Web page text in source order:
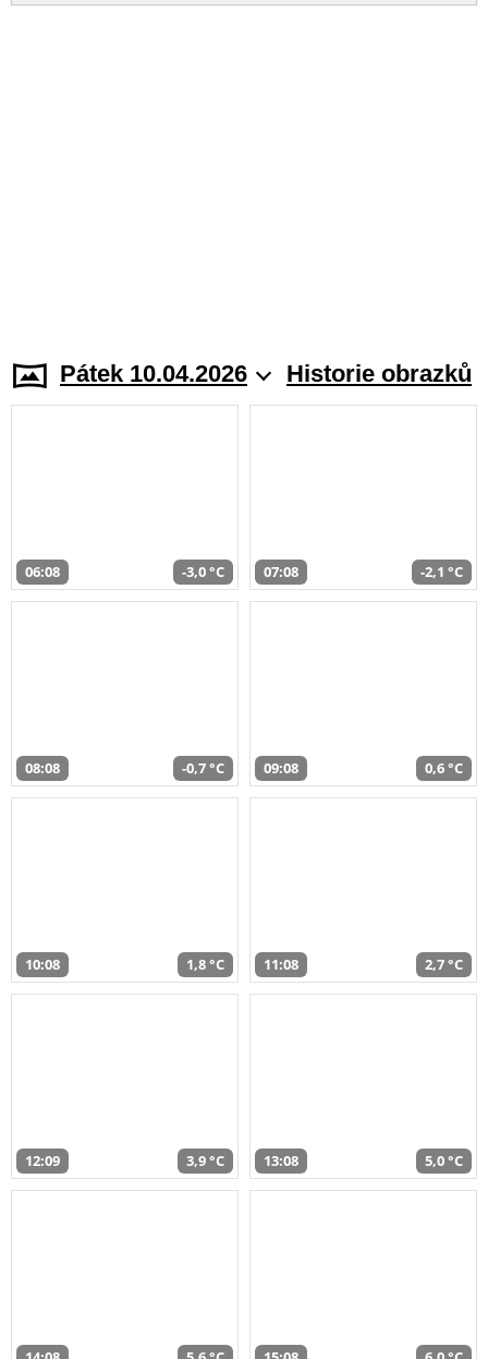
Pátek 10.04.2026 Historie obrazků
06:08 -3,0 °C 07:08 -2,1 °C
08:08 -0,7 °C 09:08 0,6 °C
10:08 1,8 °C 11:08 2,7 °C
12:09 3,9 °C 13:08 5,0 °C